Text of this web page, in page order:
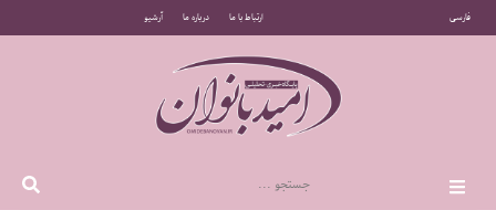
فارسی ارتباط با ما درباره ما آرشیو